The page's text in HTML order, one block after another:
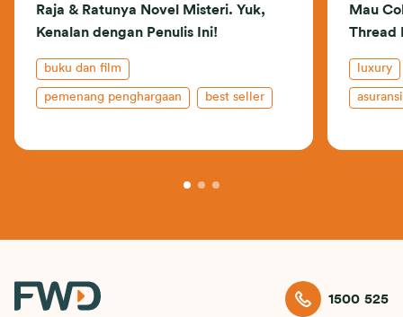
Raja & Ratunya Novel Misteri. Yuk,
Kenalan dengan Penulis Ini!
buku dan film
pemenang penghargaan best seller
Mau
Thread
luxury
1500 525